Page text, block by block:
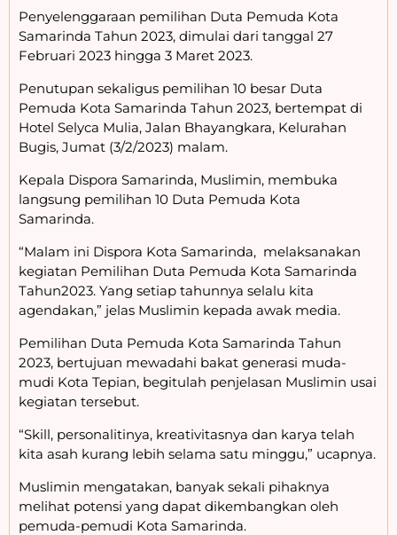
Penyelenggaraan pemilihan Duta Pemuda Kota
Samarinda Tahun 2023, dimulai dari tanggal 27
Februari 2023 hingga 3 Maret 2023.
Penutupan sekaligus pemilihan 10 besar Duta
Pemuda Kota Samarinda Tahun 2023, bertempat di
Hotel Selyca Mulia, Jalan Bhayangkara, Kelurahan
Bugis, Jumat (3/2/2023) malam.
Kepala Dispora Samarinda, Muslimin, membuka
langsung pemilihan 10 Duta Pemuda Kota
Samarinda.
“Malam ini Dispora Kota Samarinda, melaksanakan
kegiatan Pemilihan Duta Pemuda Kota Samarinda
Tahun2023. Yang setiap tahunnya selalu kita
agendakan,” jelas Muslimin kepada awak media.
Pemilihan Duta Pemuda Kota Samarinda Tahun
2023, bertujuan mewadahi bakat generasi muda-
mudi Kota Tepian, begitulah penjelasan Muslimin usai
kegiatan tersebut.
“Skill, personalitinya, kreativitasnya dan karya telah
kita asah kurang lebih selama satu minggu,” ucapnya.
Muslimin mengatakan, banyak sekali pihaknya
melihat potensi yang dapat dikembangkan oleh
pemuda-pemudi Kota Samarinda.